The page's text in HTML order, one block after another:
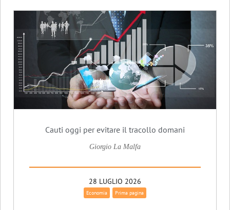
Cauti oggi per evitare il tracollo domani
Giorgio La Malfa
28 LUGLIO 2026
Economia Prima pagina